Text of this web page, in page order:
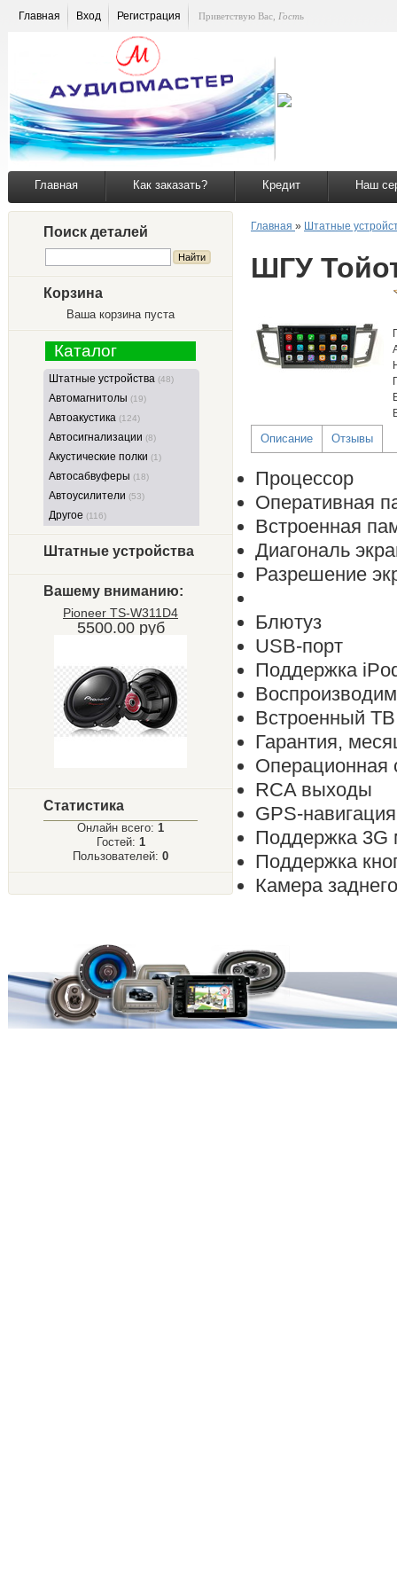
Главная Вход Регистрация Приветствую Вас Гость
Главная Как заказать? Кредит Наш
Поиск деталей
Корзина
Ваша корзина пуста
Каталог
Штатные устройства (48)
Автомагнитолы (19)
Автоакустика (124)
Автосигнализации (8)
Акустические полки (1)
Автосабвуферы (18)
Автоусилители (53)
Другое (116)
Штатные устройства
Вашему вниманию:
Pioneer TS-W311D4
5500.00 руб
Статистика
Онлайн всего: 1
Гостей: 1
Пользователей: 0
Главная » Штатные
ШГУ
Описание Отзывы
Процессор
Оперативная
Встроенная
Диагональ
Разрешение
Блютуз
USB-порт
Поддержка
Встроенный
Гарантия,
Операционная
RCA выходы
GPS-навигация
Поддержка 3G
Поддержка
Камера